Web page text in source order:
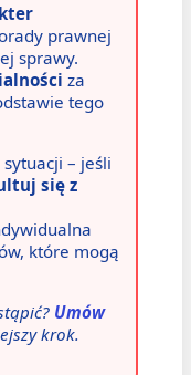
prawnej
sprawy.
za
tego
– jeśli
się z
które mogą
Umów
krok.